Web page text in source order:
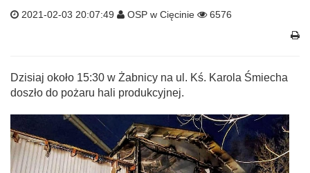
2021-02-03 20:07:49 OSP w Cięcinie 6576
Dzisiaj około 15:30 w Żabnicy na ul. Kś. Karola Śmiecha
doszło do pożaru hali produkcyjnej.